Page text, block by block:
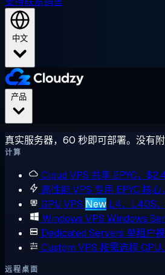
中文
真实服务器，60 秒即可部署。没有附
计算
Cloud VPS 共享 EPYC，
高性能 VPS 专用 EPYC 核
GPU VPS New L4、L40S
Windows VPS Windows
Dedicated Servers 单租户
Custom VPS 按需选择 CPU
远程桌面